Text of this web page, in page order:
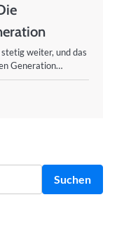
weiter, und das
Generation…
Suchen